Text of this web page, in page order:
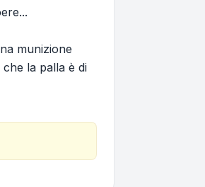
munizione
la palla è di